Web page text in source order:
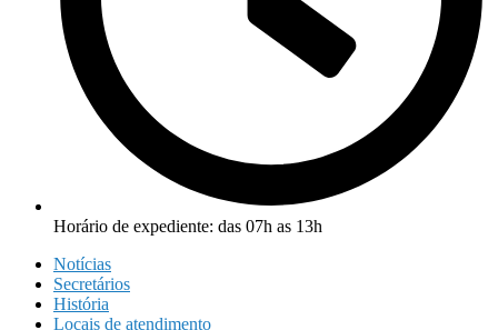
Horário de expediente: das 07h as 13h
Notícias
Secretários
História
Locais de atendimento